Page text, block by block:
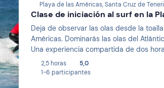
Playa de las Américas, Santa Cruz de
Clase de iniciación al surf en la
Deja de observar las olas desde la
Américas. Dominarás las olas del
Una experiencia compartida de dos
2,5 horas
5,0
1-6 participantes